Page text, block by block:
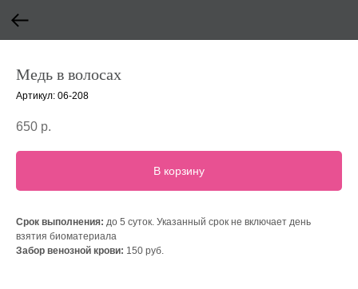
Медь в волосах
Артикул: 06-208
650 р.
В корзину
Срок выполнения: до 5 суток. Указанный срок не включает день
взятия биоматериала
Забор венозной крови: 150 руб.